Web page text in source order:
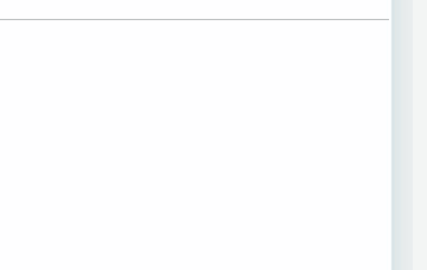
Peggy Lee – Peggy Lee –